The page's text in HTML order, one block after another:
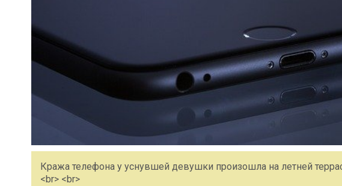
Кража телефона у уснувшей девушки произошла на летней
<br> <br>